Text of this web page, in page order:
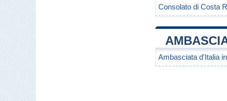
Consolato di Costa
Ambasciata d'Italia